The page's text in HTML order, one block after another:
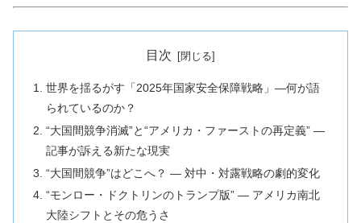
目次
世界を揺るがす「2025年国家安全保障戦略」―何が語
られているのか？
“大国間競争消滅”と“アメリカ・ファーストの再定義” ―
記事が訴える新たな現実
“大国間競争”はどこへ？ ― 対中・対露戦略の劇的変化
“モンロー・ドクトリンのトランプ版” ― アメリカ南北
大陸シフトとその危うさ